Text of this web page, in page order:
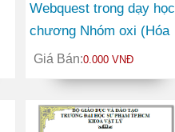
Webquest trong dạy học
chương Nhóm oxi (Hóa
học lớp 10 nâng cao)
Giá Bán:0.000 VNĐ